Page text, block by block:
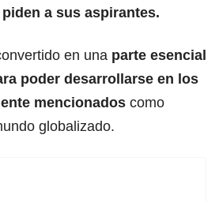
a sus aspirantes.
en una parte esencial
poder desarrollarse en los
mencionados como
globalizado.